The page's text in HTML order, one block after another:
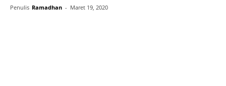
Penulis Ramadhan - Maret 19, 2020